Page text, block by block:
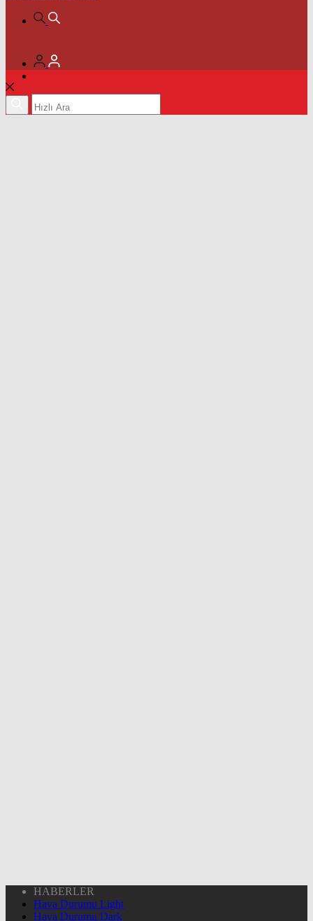
HABERLER
Hava Durumu Light
Hava Durumu Dark